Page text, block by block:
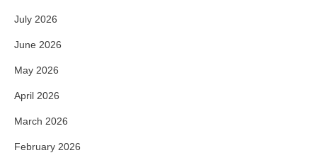
July 2026
June 2026
May 2026
April 2026
March 2026
February 2026